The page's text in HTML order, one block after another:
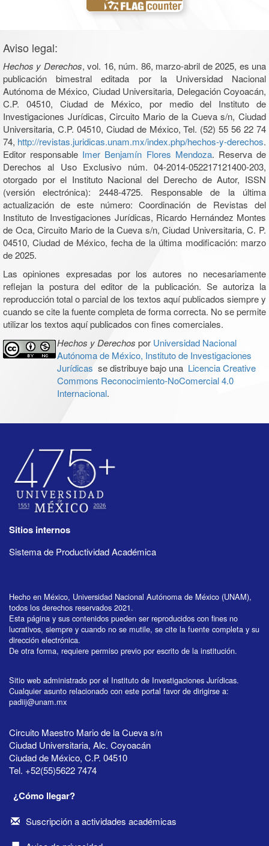
Aviso legal:
Hechos y Derechos, vol. 16, núm. 86, marzo-abril de 2025, es una
publicación bimestral editada por la Universidad Nacional
Autónoma de México, Ciudad Universitaria, Delegación Coyoacán,
C.P. 04510, Ciudad de México, por medio del Instituto de
Investigaciones Jurídicas, Circuito Mario de la Cueva s/n, Ciudad
Universitaria, C.P. 04510, Ciudad de México, Tel. (52) 55 56 22 74
74, http://revistas.juridicas.unam.mx/index.php/hechos-y-derechos.
Editor responsable Imer Benjamín Flores Mendoza. Reserva de
Derechos al Uso Exclusivo núm. 04-2014-052217121400-203,
otorgado por el Instituto Nacional del Derecho de Autor, ISSN
(versión electrónica): 2448-4725. Responsable de la última
actualización de este número: Coordinación de Revistas del
Instituto de Investigaciones Jurídicas, Ricardo Hernández Montes
de Oca, Circuito Mario de la Cueva s/n, Ciudad Universitaria, C. P.
04510, Ciudad de México, fecha de la última modificación: marzo
de 2025.
Las opiniones expresadas por los autores no necesariamente
reflejan la postura del editor de la publicación. Se autoriza la
reproducción total o parcial de los textos aquí publicados siempre y
cuando se cite la fuente completa de forma correcta. No se permite
utilizar los textos aquí publicados con fines comerciales.
Hechos y Derechos por Universidad Nacional
Autónoma de México, Instituto de Investigaciones
Jurídicas se distribuye bajo una Licencia Creative
Commons Reconocimiento-NoComercial 4.0
Internacional.
Sitios internos
Sistema de Productividad Académica
Hecho en México, Universidad Nacional Autónoma de México (UNAM),
todos los derechos reservados 2021.
Esta página y sus contenidos pueden ser reproducidos con fines no
lucrativos, siempre y cuando no se mutile, se cite la fuente completa y su
dirección electrónica.
De otra forma, requiere permiso previo por escrito de la institución.
Sitio web administrado por el Instituto de Investigaciones Jurídicas.
Cualquier asunto relacionado con este portal favor de dirigirse a:
padiij@unam.mx
Circuito Maestro Mario de la Cueva s/n
Ciudad Universitaria, Alc. Coyoacán
Ciudad de México, C.P. 04510
Tel. +52(55)5622 7474
¿Cómo llegar?
Suscripción a actividades académicas